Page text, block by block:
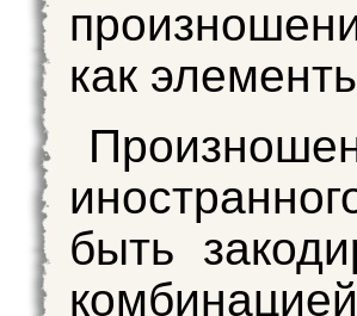
как
быть